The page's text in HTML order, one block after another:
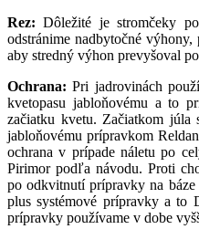
Rez: Dôležité je stromčeky
odstránime nadbytočné
aby stredný výhon prevyšoval
Ochrana: Pri jadrovinách
kvetopasu jabloňovému a to
začiatku kvetu. Začiatkom júla
jabloňovému prípravkom
ochrana v prípade náletu po
Pirimor podľa návodu. Proti
po odkvitnutí prípravky na
plus systémové prípravky a to
prípravky používame v dobe